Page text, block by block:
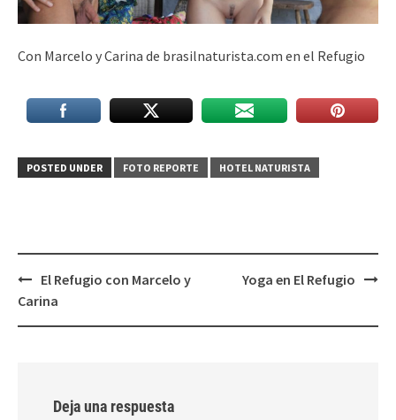
Con Marcelo y Carina de brasilnaturista.com en el Refugio
POSTED UNDER FOTO REPORTE HOTEL NATURISTA
Post
navigation
El Refugio con Marcelo y
Carina
Yoga en El Refugio
Deja una respuesta